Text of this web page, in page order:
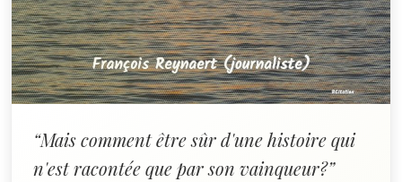
“Mais comment être sûr d'une histoire qui
n'est racontée que par son vainqueur?”